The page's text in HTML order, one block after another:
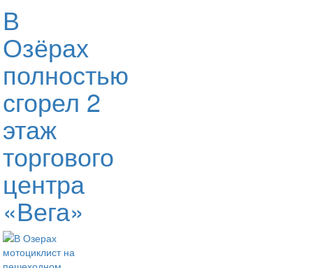
В
Озёрах
полностью
сгорел 2
этаж
торгового
центра
«Вега»